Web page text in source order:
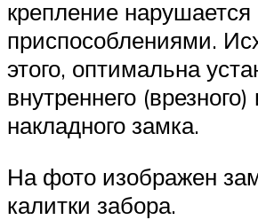
крепление
приспособлениями.
этого, оптимальна
внутреннего (врезного)
накладного замка.
На фото изображен
калитки забора.